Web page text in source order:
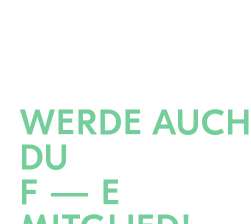
WERDE
DU
F — E